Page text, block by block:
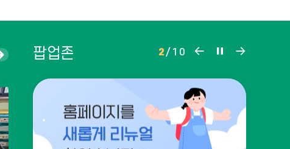
포
토
러
리
더
보
기
팝업존 2/ 10
존
이
전
팝
존
지
다
음